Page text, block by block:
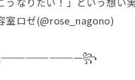
室ロゼ(@rose_nagono)